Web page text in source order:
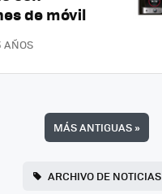
de móvil
AÑOS
MÁS ANTIGUAS»
ARCHIVO DE NOTICIAS